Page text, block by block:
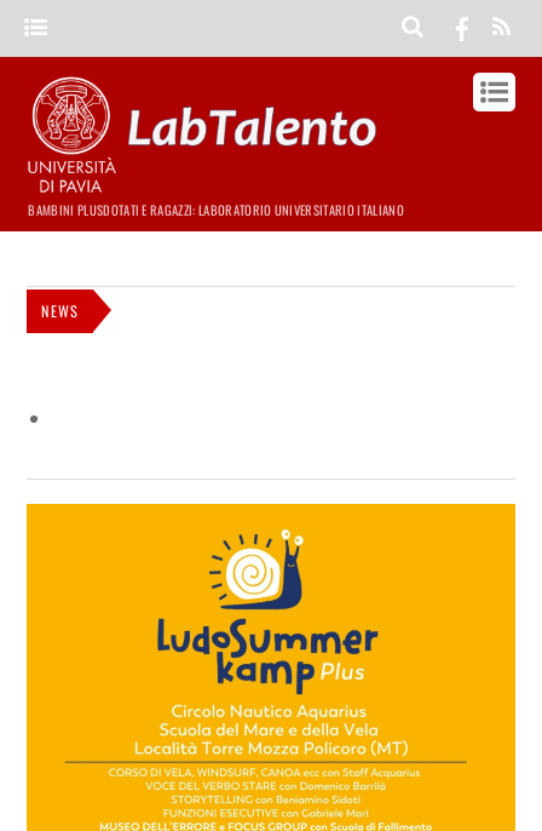
BAMBINI PLUSDOTATI E RAGAZZI: LABORATORIO UNIVERSITARIO ITALIANO
NEWS